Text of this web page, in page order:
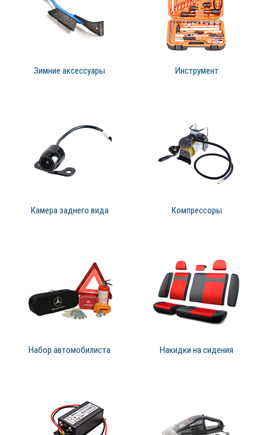
Зимние аксессуары Инструмент
Камера заднего вида Компрессоры
Набор автомобилиста Накидки на сидения